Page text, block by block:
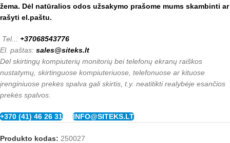
žema. Dėl natūralios odos užsakymo prašome mums skambinti ar
rašyti el.paštu.
Tel..: +37068543776
El. paštas: sales@siteks.lt
Dėl skirtingų kompiuterių monitorių bei telefonų ekranų raiškos
nustatymų, skirtinguose kompiuteriuose, telefonuose ar kituose
įrenginiuose prekės spalva gali skirtis, t.y. neatitikti realybėje esančios
prekės spalvos.
+370 (41) 46 26 31 INFO@SITEKS.LT
Produkto kodas: 250027